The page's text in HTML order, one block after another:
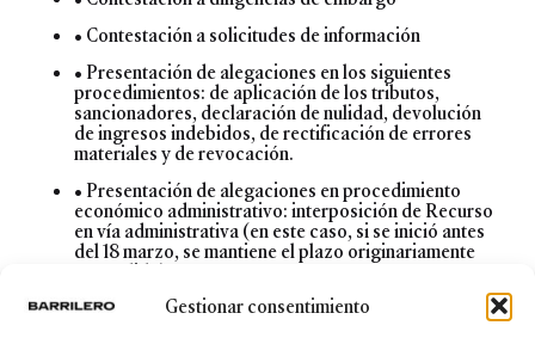
Gestionar consentimiento
• Contestación a solicitudes de información
• Presentación de alegaciones en los siguientes
procedimientos: de aplicación de los tributos,
sancionadores, declaración de nulidad, devolución
de ingresos indebidos, de rectificación de errores
materiales y de revocación.
• Presentación de alegaciones en procedimiento
económico administrativo: interposición de Recurso
en vía administrativa (en este caso, si se inició antes
del 18 marzo, se mantiene el plazo originariamente
concedido).
No cómputo de plazos entre el 14 de marzo y el 30